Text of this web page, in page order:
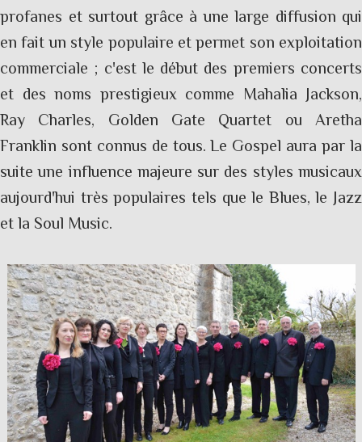
profanes et surtout grâce à une large diffusion qui
en fait un style populaire et permet son exploitation
commerciale ; c'est le début des premiers concerts
et des noms prestigieux comme Mahalia Jackson,
Ray Charles, Golden Gate Quartet ou Aretha
Franklin sont connus de tous. Le Gospel aura par la
suite une influence majeure sur des styles musicaux
aujourd'hui très populaires tels que le Blues, le Jazz
et la Soul Music.